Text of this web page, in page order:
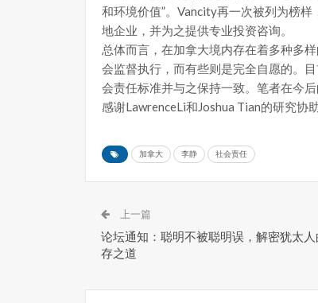
和环境价值”。Vancity再一次被列为榜
地企业，并为之提供专业投资咨询。
总体而言，在加拿大境内存在着多种多
会监督执行，而有些则是完全自愿的。
会责任标准并与之保持一致。笔者在今
感谢LawrenceLi和Joshua Tian的研究协助
加拿大 李静 社会责任
上一篇
论坛通知：聪明不被聪明误，解密犹太
存之道